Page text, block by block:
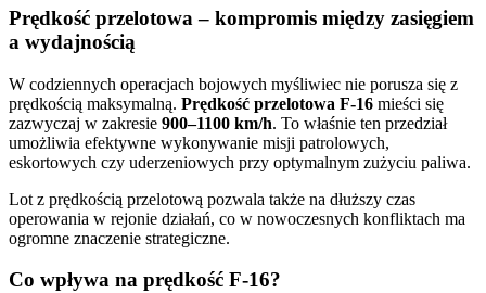
Prędkość przelotowa – kompromis między zasięgiem
a wydajnością
W codziennych operacjach bojowych myśliwiec nie porusza się z
prędkością maksymalną. Prędkość przelotowa F-16 mieści się
zazwyczaj w zakresie 900–1100 km/h. To właśnie ten przedział
umożliwia efektywne wykonywanie misji patrolowych,
eskortowych czy uderzeniowych przy optymalnym zużyciu paliwa.
Lot z prędkością przelotową pozwala także na dłuższy czas
operowania w rejonie działań, co w nowoczesnych konfliktach ma
ogromne znaczenie strategiczne.
Co wpływa na prędkość F-16?